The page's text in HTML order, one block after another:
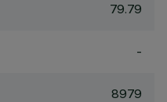
79.79
-
8979